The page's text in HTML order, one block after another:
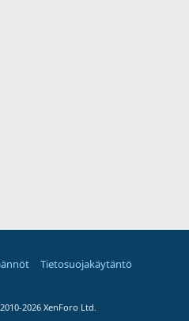
Tietosuojakäytäntö
2026 XenForo Ltd.